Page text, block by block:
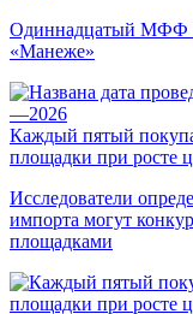
Одиннадцатый МФФ
«Манеже»
Каждый пятый
площадки при росте
Исследователи
импорта могут
площадками